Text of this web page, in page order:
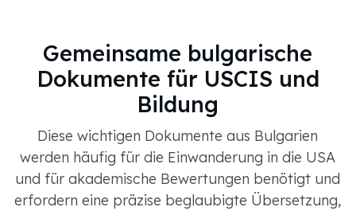
Gemeinsame bulgarische
Dokumente für USCIS und
Bildung
Diese wichtigen Dokumente aus Bulgarien
werden häufig für die Einwanderung in die USA
und für akademische Bewertungen benötigt und
erfordern eine präzise beglaubigte Übersetzung,